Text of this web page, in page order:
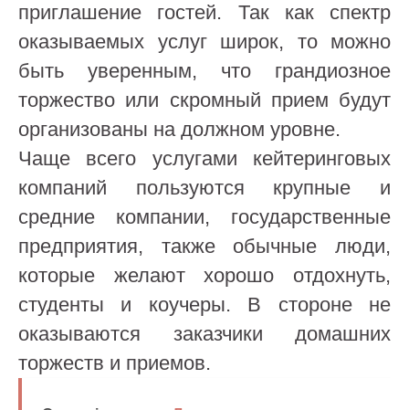
приглашение гостей. Так как спектр
оказываемых услуг широк, то можно
быть уверенным, что грандиозное
торжество или скромный прием будут
организованы на должном уровне.
Чаще всего услугами кейтеринговых
компаний пользуются крупные и
средние компании, государственные
предприятия, также обычные люди,
которые желают хорошо отдохнуть,
студенты и коучеры. В стороне не
оказываются заказчики домашних
торжеств и приемов.